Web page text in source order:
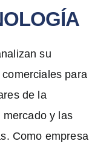
su
para
de la
mercado y las
Como empresa